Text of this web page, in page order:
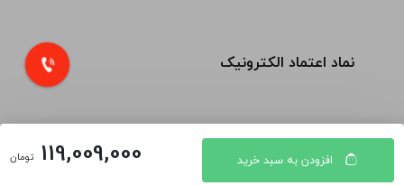
افزودن به سبد خرید 119,009,000 تومان
نماد اعتماد الکترونیک
© کلیه حقوق مادی و معنوی محتویات سایت فروشگاه اینترنتی